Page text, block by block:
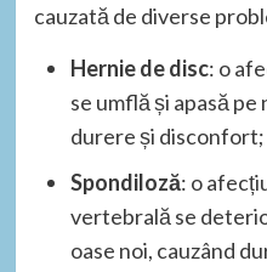
cauzată de diverse
Hernie de disc: o
se umflă și apasă pe
durere și disconfort;
Spondiloză: o
vertebrală se
oase noi, cauzând